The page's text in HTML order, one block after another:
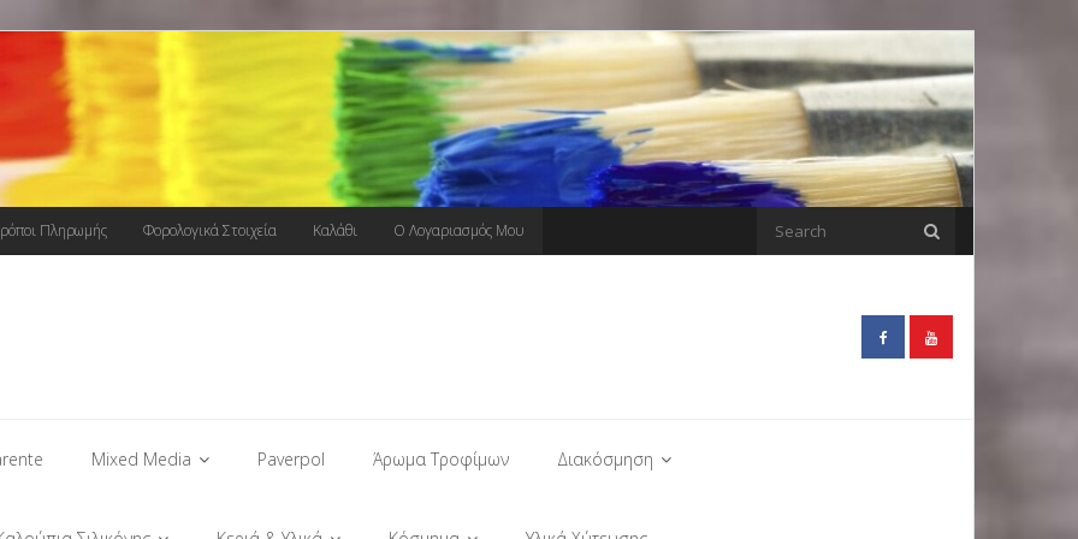
Πληρωμής Φορολογικά Στοιχεία Καλάθι Ο Λογαριασμός Μου
Mixed Media Paverpol Άρωμα Τροφίμων Διακόσμηση